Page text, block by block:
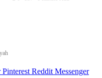
Pinterest Reddit Messenger